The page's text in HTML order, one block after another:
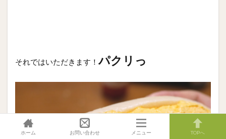
それではいただきます！パクリっ
ホーム お問い合わせ メニュー TOPへ